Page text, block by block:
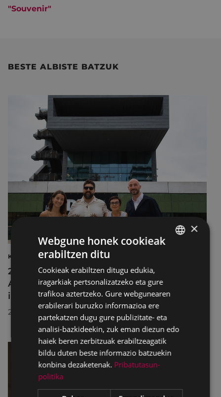
"Souvenir"
BESTE ALBISTE BATZUK
KULTURA
2026ko Delta Cultura Saria jaso du
Armagintzaren Museoak, izandako
ibilbideagatik
2026/07/23
×
Webgune honek cookieak
erabiltzen ditu
Cookieak erabiltzen ditugu edukia,
iragarkiak pertsonalizatzeko eta gure
trafikoa aztertzeko. Gure webgunearen
erabilerari buruzko informazioa ere
partekatzen dugu gure publizitate- eta
analisi-bazkideekin, zuk eman diezun edo
haiek beren zerbitzuak erabiltzeagatik
bildu duten beste informazio batzuekin
konbina dezaketenak. Pribatutasun-
politika